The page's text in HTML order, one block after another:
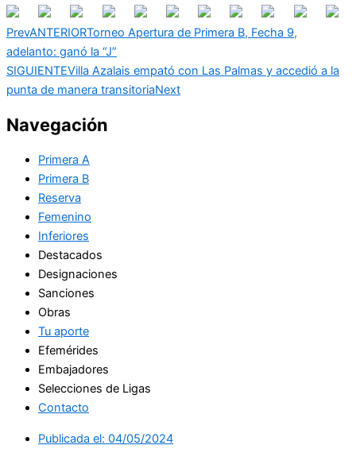
PrevANTERIORTorneo Apertura de Primera B, Fecha 9,
adelanto: ganó la “J”
SIGUIENTEVilla Azalais empató con Las Palmas y accedió a la
punta de manera transitoriaNext
Navegación
Primera A
Primera B
Reserva
Femenino
Inferiores
Destacados
Designaciones
Sanciones
Obras
Tu aporte
Efemérides
Embajadores
Selecciones de Ligas
Contacto
Publicada el: 04/05/2024